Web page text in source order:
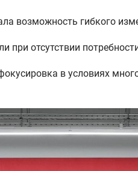
возможность гибкого
отсутствии
в условиях